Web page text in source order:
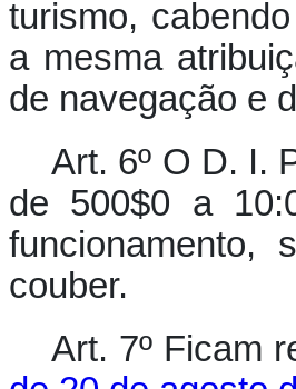
turismo,
a mesma
de navegação e
Art. 6º O D. I.
de 500$0 a
funcionamento,
couber.
Art. 7º Ficam